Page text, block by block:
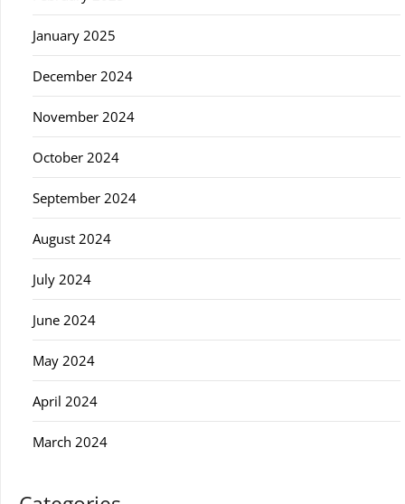
January 2025
December 2024
November 2024
October 2024
September 2024
August 2024
July 2024
June 2024
May 2024
April 2024
March 2024